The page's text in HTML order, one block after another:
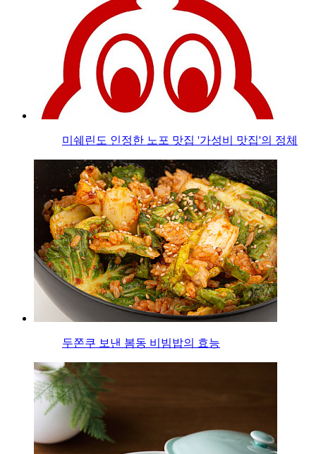
미쉐린도 인정한 노포 맛집 '가성비 맛집'의 정체
두쫀쿠 보낸 봄동 비빔밥의 효능